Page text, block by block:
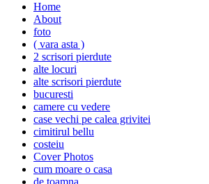
Home
About
foto
( vara asta )
2 scrisori pierdute
alte locuri
alte scrisori pierdute
bucuresti
camere cu vedere
case vechi pe calea grivitei
cimitirul bellu
costeiu
Cover Photos
cum moare o casa